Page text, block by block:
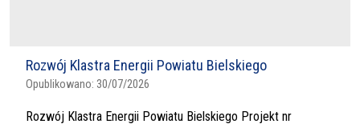
Rozwój Klastra Energii Powiatu Bielskiego
Opublikowano: 30/07/2026
Rozwój Klastra Energii Powiatu Bielskiego Projekt nr